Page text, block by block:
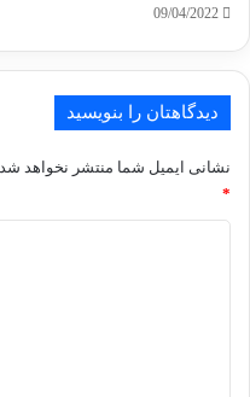
09/04/2022
دیدگاهتان را بنویسید
نشانی ایمیل شما منتشر نخواهد شد.
*